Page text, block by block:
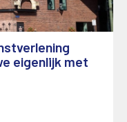
eigenlijk met